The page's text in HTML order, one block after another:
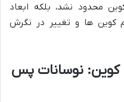
محدود نشد، بلکه ابعاد
کوین ها و تغییر در نگرش
نوسانات پس